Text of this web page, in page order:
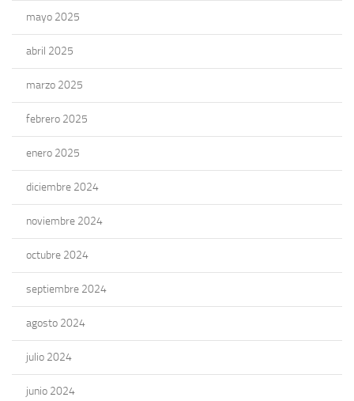
mayo 2025
abril 2025
marzo 2025
febrero 2025
enero 2025
diciembre 2024
noviembre 2024
octubre 2024
septiembre 2024
agosto 2024
julio 2024
junio 2024